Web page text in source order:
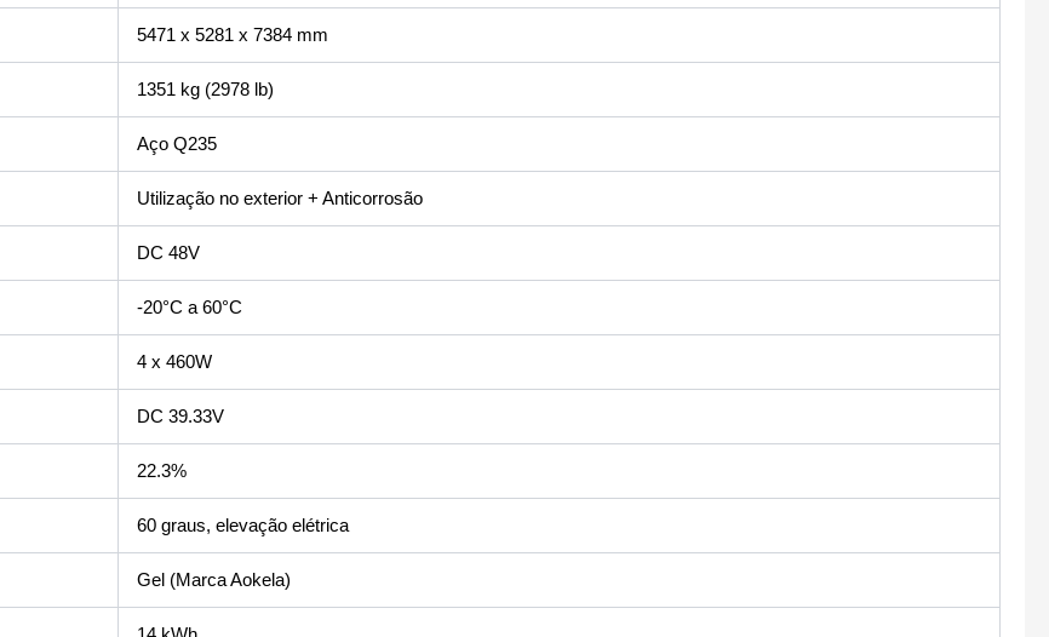
5471 x 5281 x 7384 mm
1351 kg (2978 lb)
Aço Q235
Utilização no exterior + Anticorrosão
DC 48V
-20°C a 60°C
4 x 460W
DC 39.33V
22.3%
60 graus, elevação elétrica
Gel (Marca Aokela)